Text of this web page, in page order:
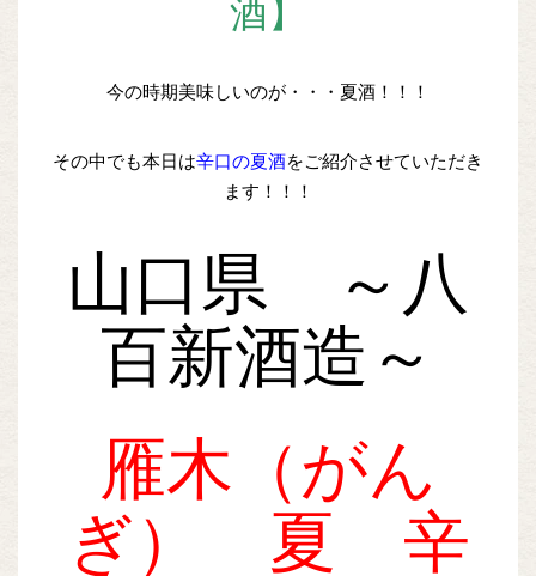
酒】
今の時期美味しいのが・・・夏酒！！！
その中でも本日は辛口の夏酒をご紹介させていただき
ます！！！
山口県 ～八
百新酒造～
雁木（がん
ぎ） 夏 辛